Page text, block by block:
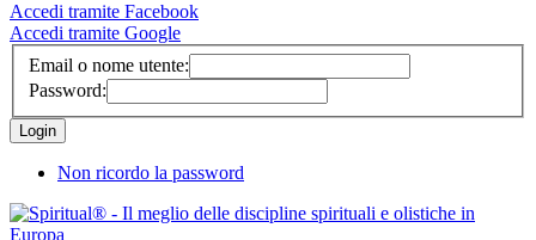
Accedi tramite Facebook
Accedi tramite Google
Email o nome utente:
Password:
Non ricordo la password